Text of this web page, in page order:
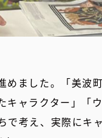
ました。「美波
キャラクター」「
考え、実際にキ